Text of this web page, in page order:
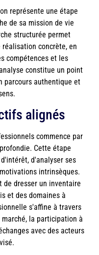
représente une étape
de sa mission de vie
structurée permet
concrète, en
compétences et les
constitue un point
parcours authentique et
alignés
commence par
Cette étape
d'analyser ses
intrinsèques.
de dresser un inventaire
et des domaines à
s'affine à travers
la participation à
avec des acteurs